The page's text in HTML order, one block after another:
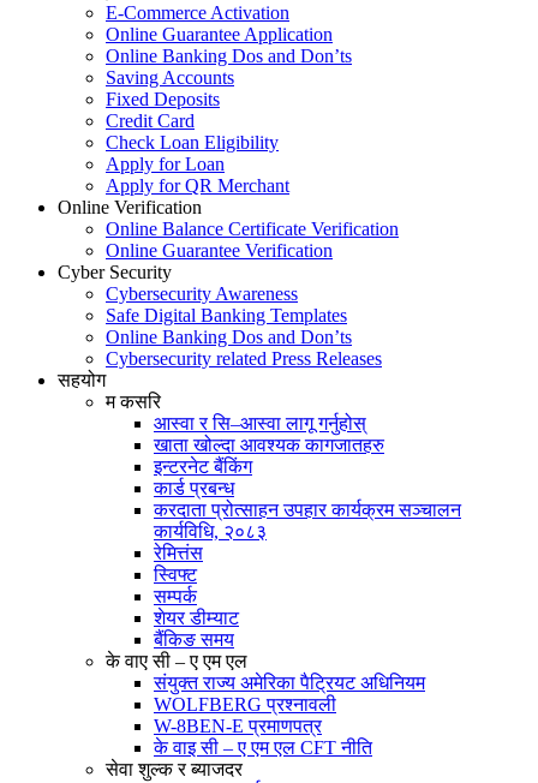
E-Commerce Activation
Online Guarantee Application
Online Banking Dos and Don’ts
Saving Accounts
Fixed Deposits
Credit Card
Check Loan Eligibility
Apply for Loan
Apply for QR Merchant
Online Verification
Online Balance Certificate Verification
Online Guarantee Verification
Cyber Security
Cybersecurity Awareness
Safe Digital Banking Templates
Online Banking Dos and Don’ts
Cybersecurity related Press Releases
सहयोग
म कसरि
आस्वा र सि–आस्वा लागू गर्नुहोस्
खाता खोल्दा आवश्यक कागजातहरु
इन्टरनेट बैंकिंग
कार्ड प्रबन्ध
करदाता प्रोत्साहन उपहार कार्यक्रम सञ्चालन
कार्यविधि, २०८३
रेमित्तंस
स्विफ्ट
सम्पर्क
शेयर डीम्याट
बैंकिङ समय
के वाए सी – ए एम एल
संयुक्त राज्य अमेरिका पैट्रियट अधिनियम
WOLFBERG प्रश्नावली
W-8BEN-E प्रमाणपत्र
के वाइ सी – ए एम एल CFT नीति
सेवा शुल्क र ब्याजदर